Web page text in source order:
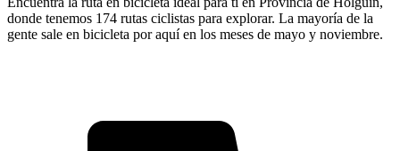
donde tenemos 174 rutas ciclistas para explorar. La mayoría de la
gente sale en bicicleta por aquí en los meses de mayo y noviembre.